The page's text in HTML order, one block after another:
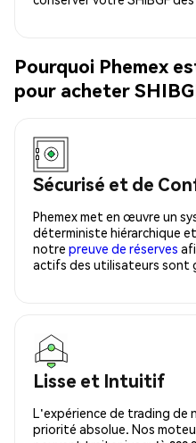
Pourquoi Phemex
pour acheter
Sécurisé et de
Phemex met en œuvre un
déterministe hiérarchique
notre preuve de réserves
actifs des utilisateurs sont
Lisse et Intuitif
L'expérience de trading de
priorité absolue. Nos